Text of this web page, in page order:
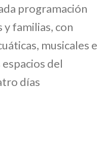
programación
y familias, con
musicales e
del
días